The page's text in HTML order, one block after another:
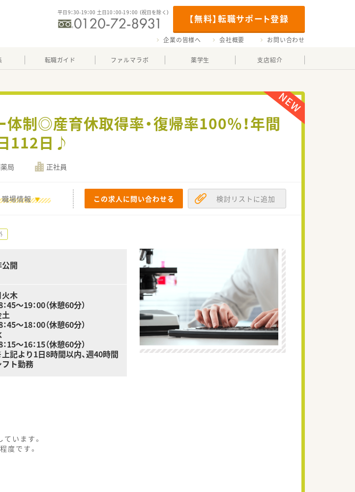
【無料】転職サポート登録
平日9：30-19：00 土日10：00-19：00 （祝日を除く）
企業の皆様へ 会社概要 お問い合わせ
転職ガイド ファルマラボ 薬学生 支店紹介
制◎産育休取得率・復帰率100％！年間
112日♪
局 正社員
職場情報 この求人に問い合わせる 検討リストに追加
開
火木
45～19：00（休憩60分）
土
45～18：00（休憩60分）
15～16：15（休憩60分）
記より1日8時間以内、週40時間
フト勤務
います。
です。